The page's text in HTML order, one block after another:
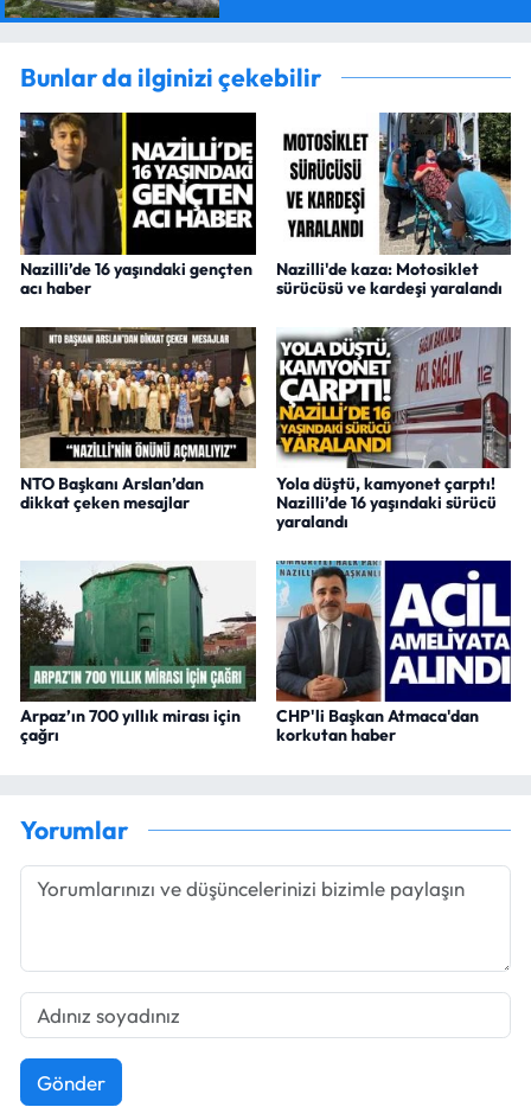
Bunlar da ilginizi çekebilir
Nazilli’de 16 yaşındaki gençten
acı haber
Nazilli'de kaza: Motosiklet
sürücüsü ve kardeşi yaralandı
NTO Başkanı Arslan’dan
dikkat çeken mesajlar
Yola düştü, kamyonet çarptı!
Nazilli’de 16 yaşındaki sürücü
yaralandı
Arpaz’ın 700 yıllık mirası için
çağrı
CHP'li Başkan Atmaca'dan
korkutan haber
Yorumlar
Gönder